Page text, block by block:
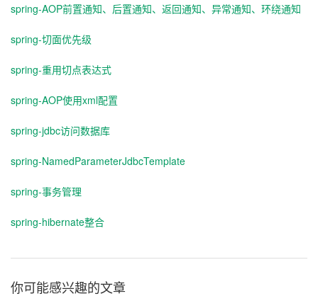
spring-AOP前置通知、后置通知、返回通知、异常通知、环绕通知
spring-切面优先级
spring-重用切点表达式
spring-AOP使用xml配置
spring-jdbc访问数据库
spring-NamedParameterJdbcTemplate
spring-事务管理
spring-hibernate整合
你可能感兴趣的文章